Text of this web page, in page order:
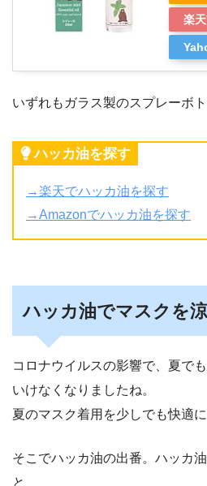
楽
いずれもガラス製のスプレーボ
ハッカ油を探す
→楽天でハッカ油を探す
→Amazonでハッカ油を探す
ハッカ油でマスクを涼
コロナウイルスの影響で、夏で
いけなくなりましたね。
夏のマスク着用を少しでも快適
そこでハッカ油の出番。ハッカ
と